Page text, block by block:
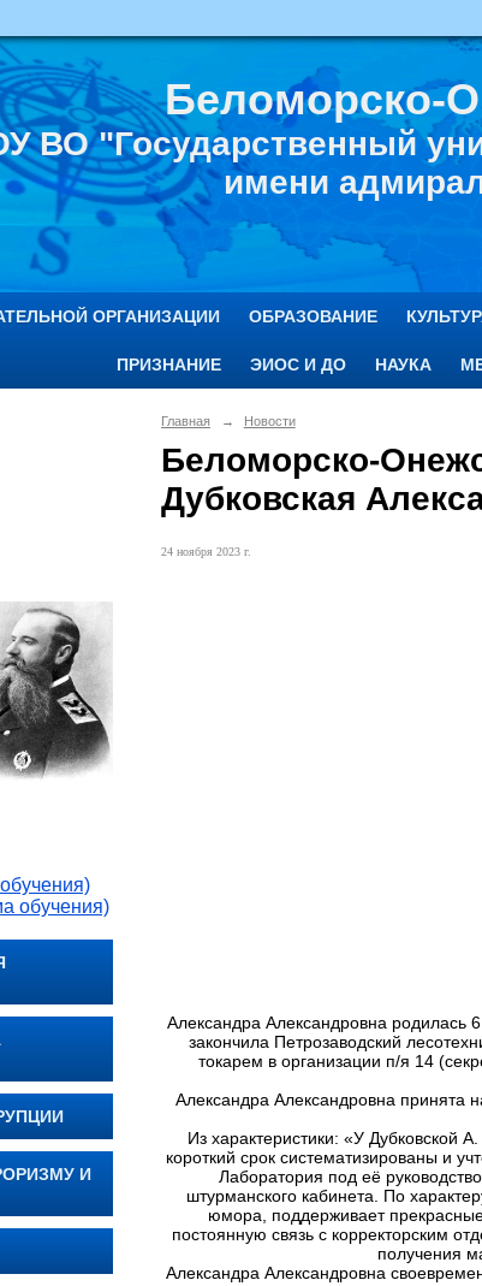
Беломорско-
ВО "Государственный
имени
ОРГАНИЗАЦИИ ОБРАЗОВАНИЕ
ПРИЗНАНИЕ ЭИОС И ДО НАУКА
обучения)
И
Главная → Новости
Беломорско-
Дубковская
24 ноября 2023 г.
Александра Александровна родилась
закончила Петрозаводский
токарем в организации п/я 14
Александра Александровна принята
Из характеристики: «У Дубковской
короткий срок систематизированы и
Лаборатория под её
штурманского кабинета. По
юмора, поддерживает
постоянную связь с корректорским
получения
Александра Александровна